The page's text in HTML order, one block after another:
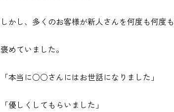
しかし、多くのお客様が新人さんを何度も何度も
褒めていました。
「本当に○○さんにはお世話になりました」
「優しくしてもらいました」